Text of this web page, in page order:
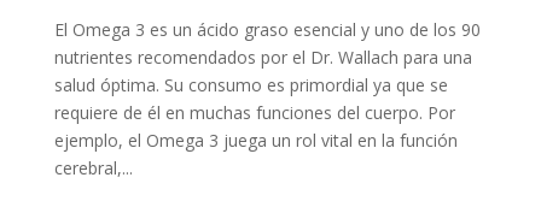
El Omega 3 es un ácido graso esencial y uno de los 90
nutrientes recomendados por el Dr. Wallach para una
salud óptima. Su consumo es primordial ya que se
requiere de él en muchas funciones del cuerpo. Por
ejemplo, el Omega 3 juega un rol vital en la función
cerebral,...